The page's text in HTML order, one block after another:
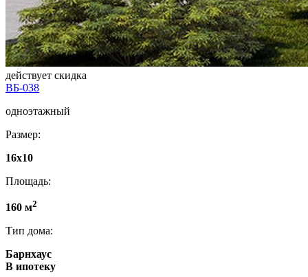
действует скидка
ВБ-038
одноэтажный
Размер:
16x10
Площадь:
160 м2
Тип дома:
Барнхаус
В ипотеку